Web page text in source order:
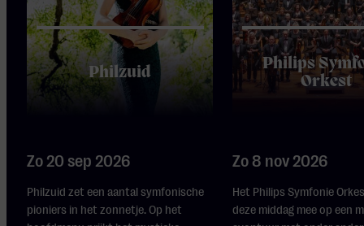
Philzuid
Zo 20 sep 2026
Philzuid zet een aantal symfonische
pioniers in het zonnetje. Op het
Philips
Orkest
Zo 8 nov 2026
Het Philips Symfonie
deze middag mee op een